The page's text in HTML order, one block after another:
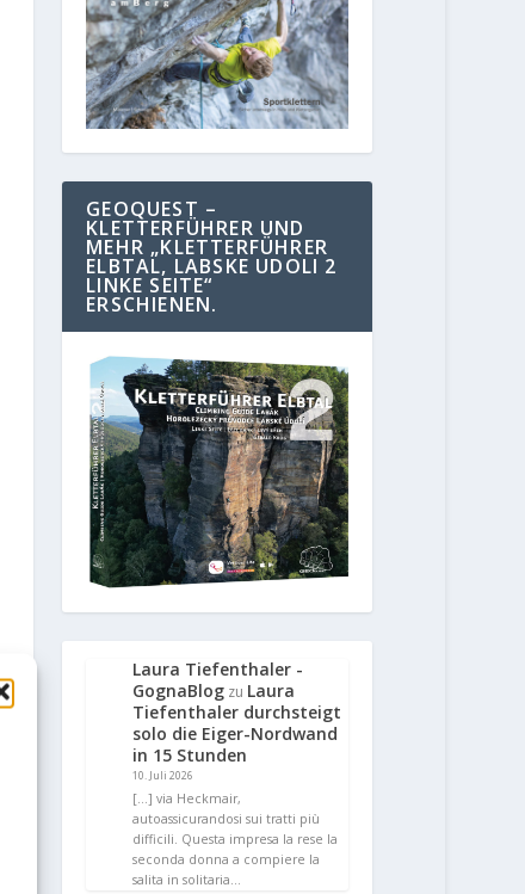
GEOQUEST –
KLETTERFÜHRER UND
MEHR „KLETTERFÜHRER
ELBTAL, LABSKE UDOLI 2
LINKE SEITE“
ERSCHIENEN.
Laura Tiefenthaler -
GognaBlog zu Laura
Tiefenthaler durchsteigt
solo die Eiger-Nordwand
in 15 Stunden
10. Juli 2026
[…] via Heckmair,
autoassicurandosi sui tratti più
difficili. Questa impresa la rese la
seconda donna a compiere la
salita in solitaria…